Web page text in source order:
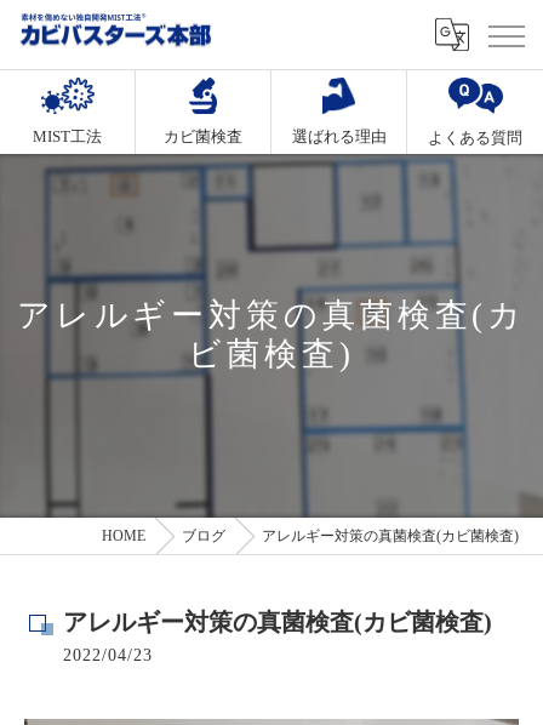
MIST工法 カビ菌検査 選ばれる理由 よくある質問
アレルギー対策の真菌検査(カ
ビ菌検査)
HOME ブログ アレルギー対策の真菌検査(カビ菌検査)
アレルギー対策の真菌検査(カビ菌検査)
2022/04/23